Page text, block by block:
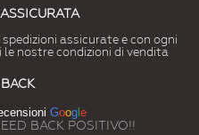
assicurate e con ogni
le nostre condizioni di vendita
Googl e
BACK POSITIVO!!